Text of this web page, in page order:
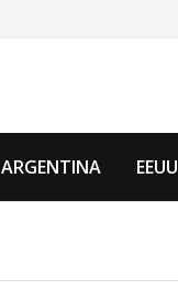
ARGENTINA EEUU